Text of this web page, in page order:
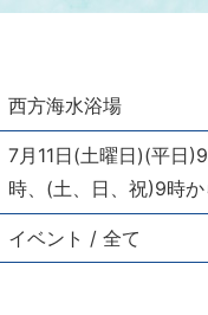
西方海水浴場
7月11日(土曜日)(平日
時、(土、日、祝)9時
イベント / 全て